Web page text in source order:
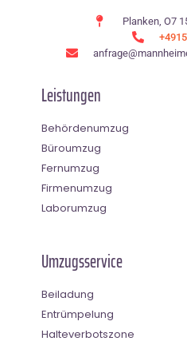
Planken, O7
Leistungen
Behördenumzug
Büroumzug
Fernumzug
Firmenumzug
Laborumzug
Umzugsservice
Beiladung
Entrümpelung
Halteverbotszone